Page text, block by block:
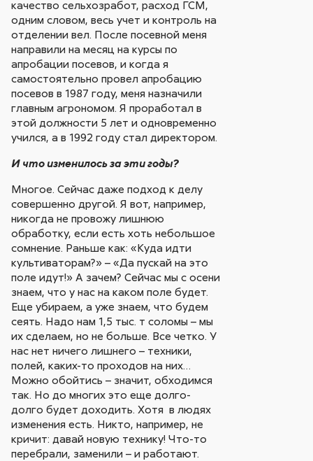
качество сельхозработ, расход ГСМ,
одним словом, весь учет и контроль на
отделении вел. После посевной меня
направили на месяц на курсы по
апробации посевов, и когда я
самостоятельно провел апробацию
посевов в 1987 году, меня назначили
главным агрономом. Я проработал в
этой должности 5 лет и одновременно
учился, а в 1992 году стал директором.
И что изменилось за эти годы?
Многое. Сейчас даже подход к делу
совершенно другой. Я вот, например,
никогда не провожу лишнюю
обработку, если есть хоть небольшое
сомнение. Раньше как: «Куда идти
культиваторам?» – «Да пускай на это
поле идут!» А зачем? Сейчас мы с осени
знаем, что у нас на каком поле будет.
Еще убираем, а уже знаем, что будем
сеять. Надо нам 1,5 тыс. т соломы – мы
их сделаем, но не больше. Все четко. У
нас нет ничего лишнего – техники,
полей, каких-то проходов на них…
Можно обойтись – значит, обходимся
так. Но до многих это еще долго-
долго будет доходить. Хотя в людях
изменения есть. Никто, например, не
кричит: давай новую технику! Что-то
перебрали, заменили – и работают.